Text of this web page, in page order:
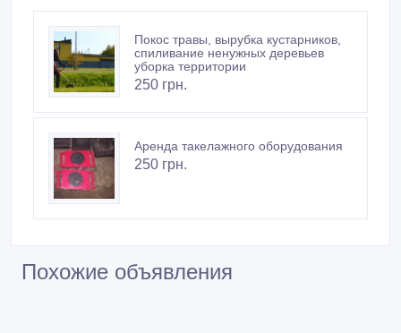
Покос травы, вырубка кустарников,
спиливание ненужных деревьев
уборка территории
250 грн.
Аренда такелажного оборудования
250 грн.
Похожие объявления